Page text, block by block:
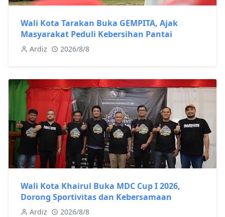
Wali Kota Tarakan Buka GEMPITA, Ajak
Masyarakat Peduli Kebersihan Pantai
Ardiz 2026/8/8
Wali Kota Khairul Buka MDC Cup I 2026,
Dorong Sportivitas dan Kebersamaan
Ardiz 2026/8/8